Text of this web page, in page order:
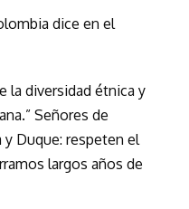
dice en el
la diversidad étnica y
Señores de
y Duque: respeten el
largos años de